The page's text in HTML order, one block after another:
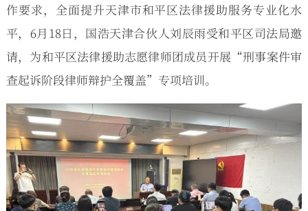
作要求，全面提升天津市和平区法律援助服务专业化水
平，6月18日，国浩天津合伙人刘辰雨受和平区司法局邀
请，为和平区法律援助志愿律师团成员开展“刑事案件审
查起诉阶段律师辩护全覆盖”专项培训。